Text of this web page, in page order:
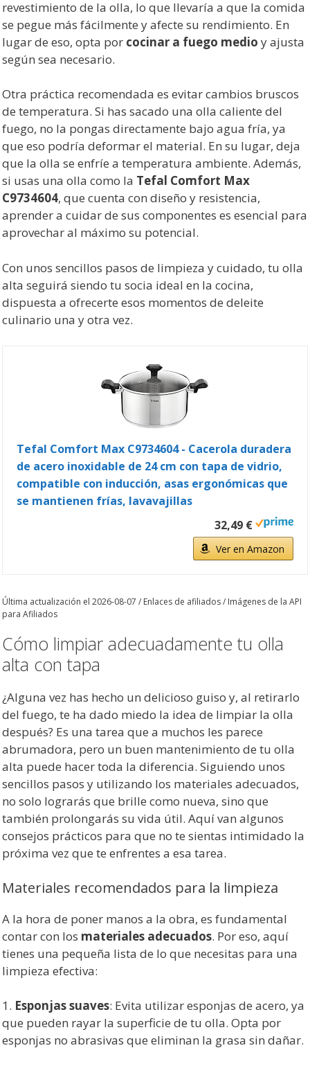
revestimiento de la olla, lo que llevaría a que la comida
se pegue más fácilmente y afecte su rendimiento. En
lugar de eso, opta por cocinar a fuego medio y ajusta
según sea necesario.
Otra práctica recomendada es evitar cambios bruscos
de temperatura. Si has sacado una olla caliente del
fuego, no la pongas directamente bajo agua fría, ya
que eso podría deformar el material. En su lugar, deja
que la olla se enfríe a temperatura ambiente. Además,
si usas una olla como la Tefal Comfort Max
C9734604, que cuenta con diseño y resistencia,
aprender a cuidar de sus componentes es esencial para
aprovechar al máximo su potencial.
Con unos sencillos pasos de limpieza y cuidado, tu olla
alta seguirá siendo tu socia ideal en la cocina,
dispuesta a ofrecerte esos momentos de deleite
culinario una y otra vez.
Tefal Comfort Max C9734604 - Cacerola duradera
de acero inoxidable de 24 cm con tapa de vidrio,
compatible con inducción, asas ergonómicas que
se mantienen frías, lavavajillas
32,49 €
Ver en Amazon
Última actualización el 2026-08-07 / Enlaces de afiliados / Imágenes de la API
para Afiliados
Cómo limpiar adecuadamente tu olla
alta con tapa
¿Alguna vez has hecho un delicioso guiso y, al retirarlo
del fuego, te ha dado miedo la idea de limpiar la olla
después? Es una tarea que a muchos les parece
abrumadora, pero un buen mantenimiento de tu olla
alta puede hacer toda la diferencia. Siguiendo unos
sencillos pasos y utilizando los materiales adecuados,
no solo lograrás que brille como nueva, sino que
también prolongarás su vida útil. Aquí van algunos
consejos prácticos para que no te sientas intimidado la
próxima vez que te enfrentes a esa tarea.
Materiales recomendados para la limpieza
A la hora de poner manos a la obra, es fundamental
contar con los materiales adecuados. Por eso, aquí
tienes una pequeña lista de lo que necesitas para una
limpieza efectiva:
1. Esponjas suaves: Evita utilizar esponjas de acero, ya
que pueden rayar la superficie de tu olla. Opta por
esponjas no abrasivas que eliminan la grasa sin dañar.